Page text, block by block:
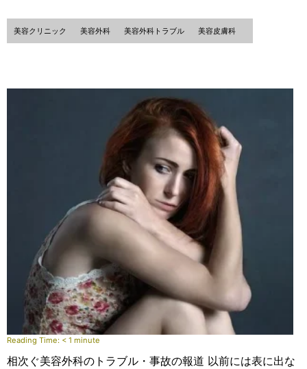
美容クリニック 美容外科 美容外科トラブル 美容皮膚科
Reading Time: < 1 minute
相次ぐ美容外科のトラブル・事故の報道 以前には表に出な